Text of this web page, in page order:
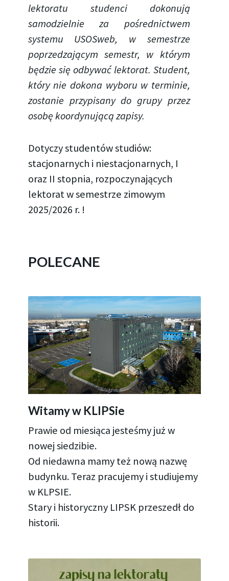
lektoratu studenci dokonują
samodzielnie za pośrednictwem
systemu USOSweb, w semestrze
poprzedzającym semestr, w którym
będzie się odbywać lektorat. Student,
który nie dokona wyboru w terminie,
zostanie przypisany do grupy przez
osobę koordynującą zapisy.
Dotyczy studentów studiów:
stacjonarnych i niestacjonarnych, I
oraz II stopnia, rozpoczynających
lektorat w semestrze zimowym
2025/2026 r. !
POLECANE
Witamy w KLIPSie
Prawie od miesiąca jesteśmy już w
nowej siedzibie.
Od niedawna mamy też nową nazwę
budynku. Teraz pracujemy i studiujemy
w KLPSIE.
Stary i historyczny LIPSK przeszedł do
historii.